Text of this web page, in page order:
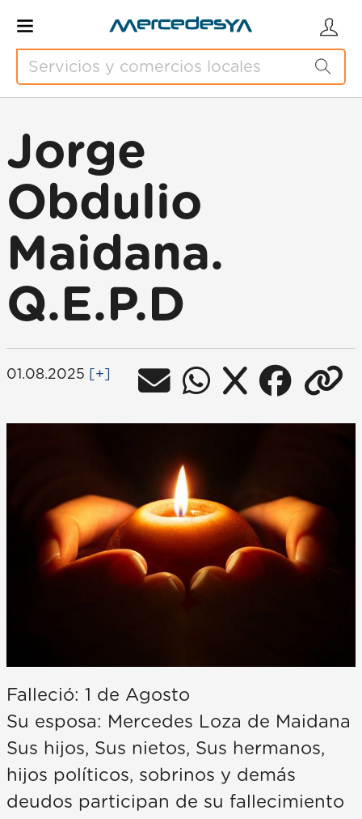
Jorge
Obdulio
Maidana.
Q.E.P.D
01.08.2025 [+]
Falleció: 1 de Agosto
Su esposa: Mercedes Loza de Maidana
Sus hijos, Sus nietos, Sus hermanos,
hijos políticos, sobrinos y demás
deudos participan de su fallecimiento